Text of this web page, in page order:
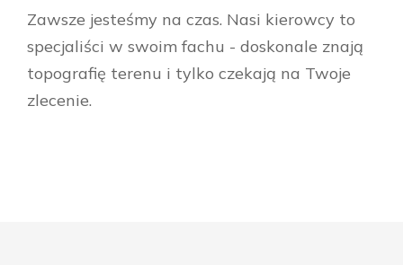
Zawsze jesteśmy na czas. Nasi kierowcy to
specjaliści w swoim fachu - doskonale znają
topografię terenu i tylko czekają na Twoje
zlecenie.